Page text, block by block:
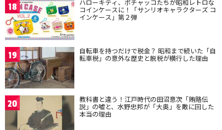
18 ハローキティ、ポチャッコたちが昭和レトロな
コインケースに！「サンリオキャラクターズ コ
インケース」第２弾
19 自転車を持つだけで税金？ 昭和まで続いた「自
転車税」の意外な歴史と脱税が横行した理由
20 教科書と違う！江戸時代の田沼意次「賄賂伝
説」の嘘と、水野忠邦が「大奥」を敵に回した
本当の理由